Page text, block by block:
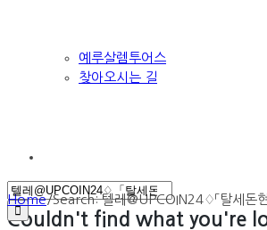
예루살렘투어스
찾아오시는 길
Search
for:
Home/Search: 텔레@UPCOIN24♢「탈세돈
Couldn't find what you're